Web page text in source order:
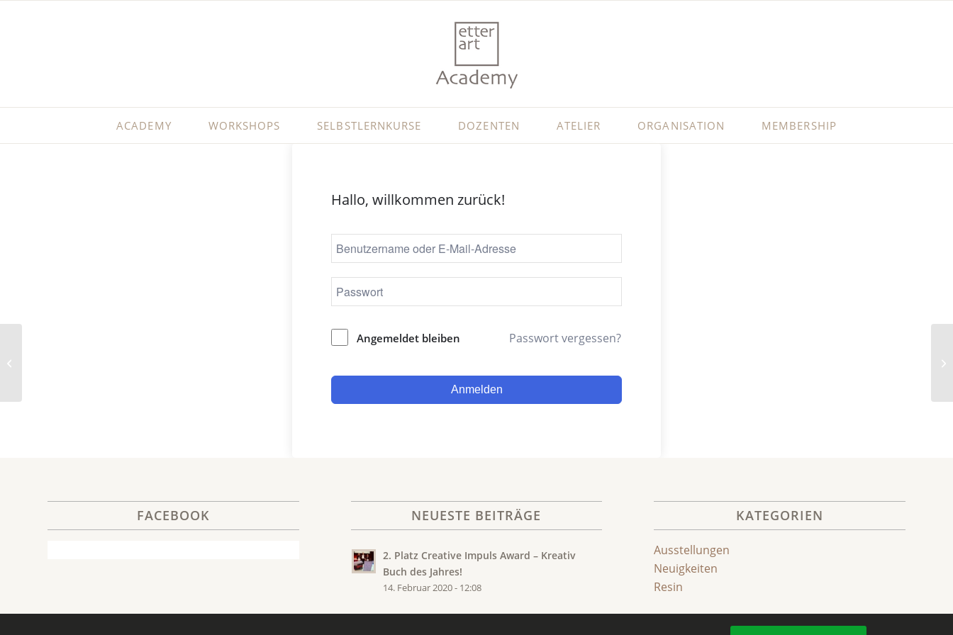
ACADEMY WORKSHOPS SELBSTLERNKURSE DOZENTEN ATELIER ORGANISATION MEMBERSHIP
Hallo, willkommen zurück!
Angemeldet bleiben Passwort vergessen?
Anmelden
FACEBOOK NEUESTE BEITRÄGE
2. Platz Creative Impuls Award – Kreativ
Buch des Jahres!
14. Februar 2020 - 12:08
KATEGORIEN
Ausstellungen
Neuigkeiten
Resin